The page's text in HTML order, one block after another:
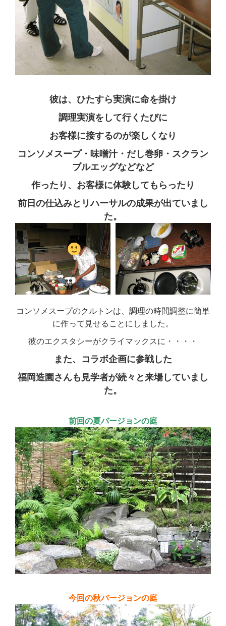
彼は、ひたすら実演に命を掛け
調理実演をして行くたびに
お客様に接するのが楽しくなり
コンソメスープ・味噌汁・だし巻卵・スクラン
ブルエッグなどなど
作ったり、お客様に体験してもらったり
前日の仕込みとリハーサルの成果が出ていまし
た。
コンソメスープのクルトンは、調理の時間調整に簡単
に作って見せることにしました。
彼のエクスタシーがクライマックスに・・・・
また、コラボ企画に参戦した
福岡造園さんも見学者が続々と来場していまし
た。
前回の夏バージョンの庭
今回の秋バージョンの庭